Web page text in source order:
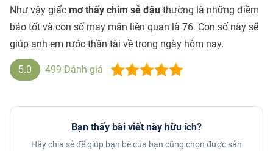
Như vậy giấc mơ thấy chim sẻ đậu thường là những điềm
báo tốt và con số may mắn liên quan là 76. Con số này sẽ
giúp anh em rước thần tài về trong ngày hôm nay.
5.0 499 Đánh giá
Bạn thấy bài viết này hữu ích?
Hãy chia sẻ để giúp bạn bè của bạn cũng chọn được sản